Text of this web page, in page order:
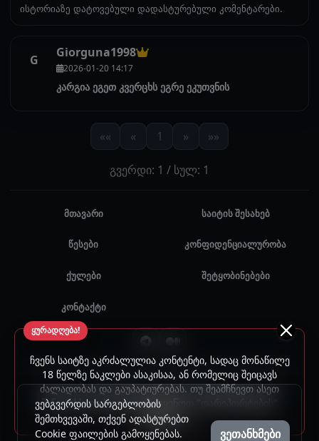
ისტორიაზე დატოვებული დადასტურებული კომენტარები.
G Giorguna1998
2026-01-20 14:17
კარგია ეგეთ კვერცხს ეგრე ეკუთვნის
«« « 1 » »»
გვერდი: 1 / სულ: 1
ყურადღება!
ჩვენს საიტზე აკრძალულია კონტენტი, სადაც მონაწილე
18 წელზე ნაკლები ასაკისაა, ან რომელიც შეიცავს
ძალადობას და გაუპატიურებას. თუ შეამჩნევთ ასეთ
შინაარსს, გთხოვთ, გამოიყენოთ "დარეპორტების"
ფუნქცია.
მთავარი საიტის შესახებ
წესები კონფიდენციალურობა
ქულები შეტყობინებები
კონტაქტი
© 2024 - 2026 ყველა უფლება დაცულია. უნებართვო
გამოყენება აკრძალულია.
ვებგვერდის სარგებლობის
შემთხვევაში, თქვენ ადასტურებთ
Cookie ფაილების გამოყენებას.
ვეთანხმები